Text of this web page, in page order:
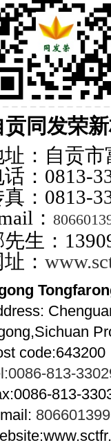
贡同发荣
址：自贡
话：0813-
：0813-
：
先生：
：
code:643200
813-
813-